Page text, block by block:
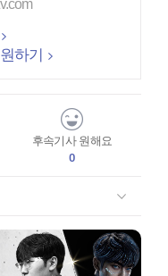
하기
후속기사 원해요
0